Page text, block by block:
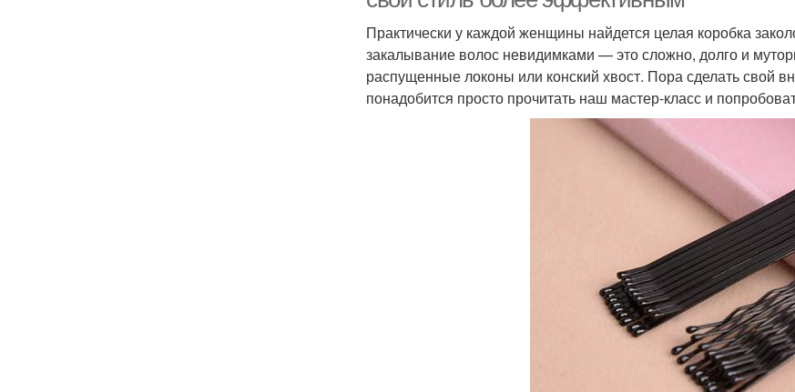
Практически у каждой женщины найдется целая коробка
закалывание волос невидимками — это сложно, долго и
распущенные локоны или конский хвост. Пора сделать свой
понадобится просто прочитать наш мастер-класс и